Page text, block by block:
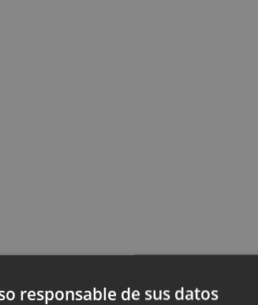
responsable de sus datos